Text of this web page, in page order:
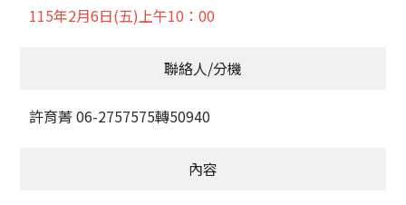
115年2月6日(五)上午10：00
聯絡人/分機
許育菁 06-2757575轉50940
內容